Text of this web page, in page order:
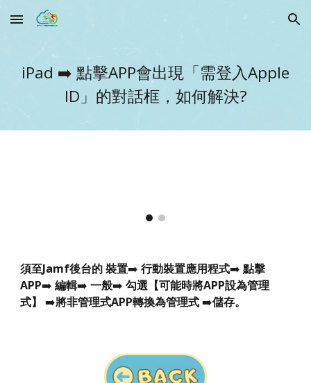
Skip to main content Skip to navigation
iPad ➡️ 點擊APP會出現「需登入Apple
ID」的對話框，如何解決?
須至Jamf後台的 裝置➡️ 行動裝置應用程式➡️ 點擊
APP➡️ 編輯➡️ 一般➡️ 勾選【可能時將APP設為管理
式】➡️將非管理式APP轉換為管理式➡️儲存。